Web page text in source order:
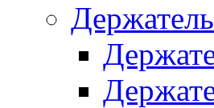
Держатель